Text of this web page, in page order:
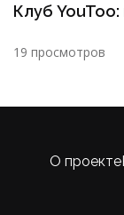
Клуб
19 просмотров
О проекте